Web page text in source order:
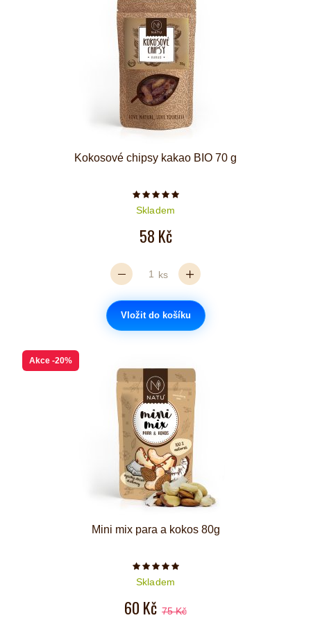
Kokosové chipsy kakao BIO 70 g
Počet hvězdiček je 5 z 5
Skladem
58 Kč
ks
Vložit do košíku
Akce -20%
Mini mix para a kokos 80g
Počet hvězdiček je 5 z 5
Skladem
60 Kč 75 Kč